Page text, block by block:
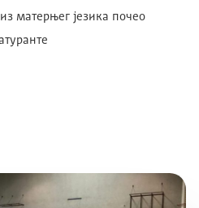
матерњег језика почео